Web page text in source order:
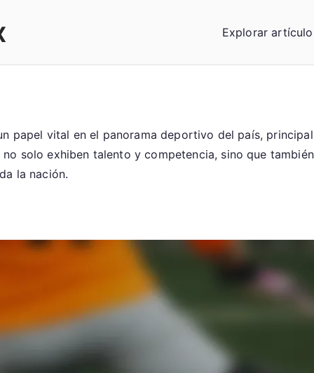
Explorar
papel vital en el panorama deportivo del país,
solo exhiben talento y competencia, sino que
la nación.